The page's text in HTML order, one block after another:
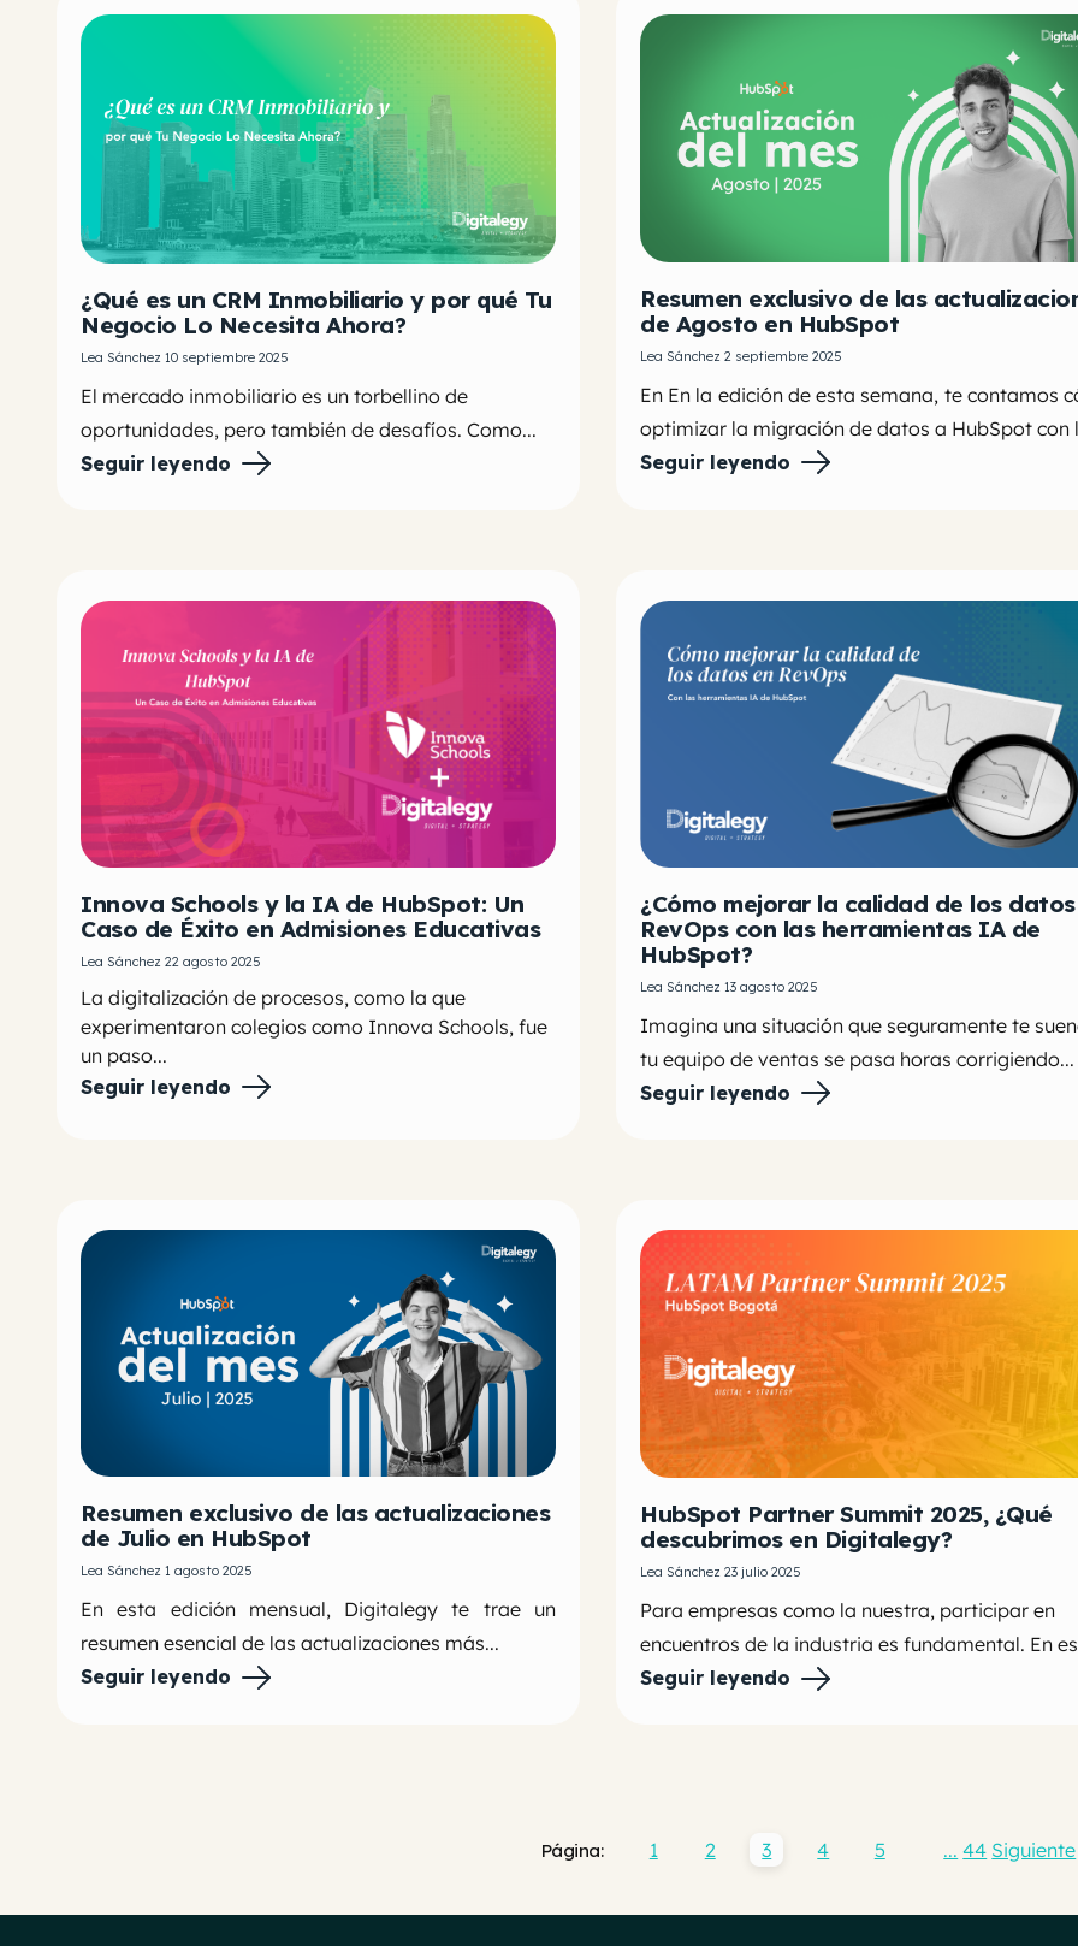
¿Qué es un CRM Inmobiliario y por qué Tu
Negocio Lo Necesita Ahora?
Lea Sánchez 10 septiembre 2025
El mercado inmobiliario es un torbellino de
oportunidades, pero también de desafíos. Como...
Seguir leyendo
Resumen exclusivo de las
de Agosto en HubSpot
Lea Sánchez 2 septiembre 2025
En En la edición de estasemana, te contamos
optimizar la migración de datos a HubSpot con
Seguir leyendo
Innova Schools y la IA de HubSpot: Un
Caso de Éxito en Admisiones Educativas
Lea Sánchez 22 agosto 2025
La digitalización de procesos, como la que
experimentaron colegios como Innova Schools, fue
un paso...
Seguir leyendo
¿Cómo mejorar la calidad de los
RevOps con las herramientas IA de
HubSpot?
Lea Sánchez 13 agosto 2025
Imagina una situación que seguramente te
tu equipo de ventas se pasa horas corrigiendo...
Seguir leyendo
Resumen exclusivo de las actualizaciones
de Julio en HubSpot
Lea Sánchez 1 agosto 2025
En esta edición mensual, Digitalegy te trae un
resumen esencial de las actualizaciones más...
Seguir leyendo
HubSpot Partner Summit 2025, ¿Qué
descubrimos en Digitalegy?
Lea Sánchez 23 julio 2025
Para empresas como la nuestra, participar en
encuentros de la industria es fundamental. En
Seguir leyendo
Página: 1 2 3 4 5 ... 44 Siguiente